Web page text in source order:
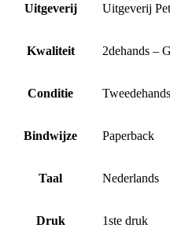
Uitgeverij Uitgeverij
Kwaliteit 2dehands –
Conditie Tweedehands
Bindwijze Paperback
Taal Nederlands
Druk 1ste druk